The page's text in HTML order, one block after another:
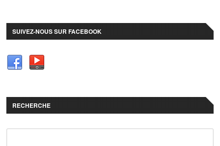
SUIVEZ-NOUS SUR FACEBOOK
RECHERCHE